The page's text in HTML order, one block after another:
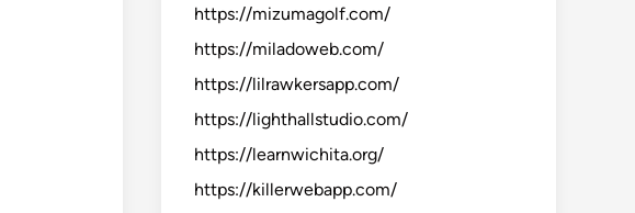
https://mizumagolf.com/
https://miladoweb.com/
https://lilrawkersapp.com/
https://lighthallstudio.com/
https://learnwichita.org/
https://killerwebapp.com/